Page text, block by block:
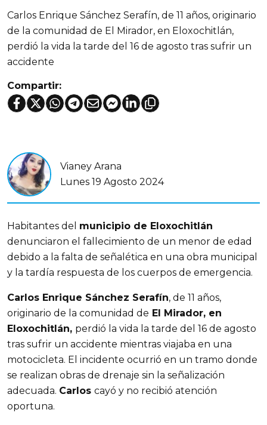
Carlos Enrique Sánchez Serafín, de 11 años, originario
de la comunidad de El Mirador, en Eloxochitlán,
perdió la vida la tarde del 16 de agosto tras sufrir un
accidente
Compartir:
Vianey Arana
Lunes 19 Agosto 2024
Habitantes del municipio de Eloxochitlán
denunciaron el fallecimiento de un menor de edad
debido a la falta de señalética en una obra municipal
y la tardía respuesta de los cuerpos de emergencia.
Carlos Enrique Sánchez Serafín, de 11 años,
originario de la comunidad de El Mirador, en
Eloxochitlán, perdió la vida la tarde del 16 de agosto
tras sufrir un accidente mientras viajaba en una
motocicleta. El incidente ocurrió en un tramo donde
se realizan obras de drenaje sin la señalización
adecuada. Carlos cayó y no recibió atención
oportuna.